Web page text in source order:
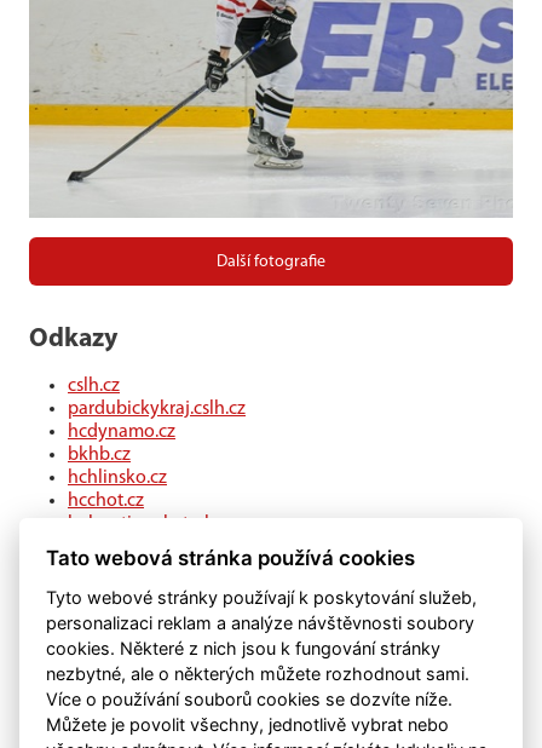
Další fotografie
Odkazy
cslh.cz
pardubickykraj.cslh.cz
hcdynamo.cz
bkhb.cz
hchlinsko.cz
hcchot.cz
kohouti-ceskatrebova.cz
hcledec.cz
hclitomysl.cz
hcskutec.cz
hcslovan.com
hcchocen.cz
hcpolicka.com
hcsvetlans.cz
eSports.cz
klubweb.cz
Tato webová stránka používá cookies
Tyto webové stránky používají k poskytování služeb,
personalizaci reklam a analýze návštěvnosti soubory
cookies. Některé z nich jsou k fungování stránky
nezbytné, ale o některých můžete rozhodnout sami.
Více o používání souborů cookies se dozvíte níže.
Můžete je povolit všechny, jednotlivě vybrat nebo